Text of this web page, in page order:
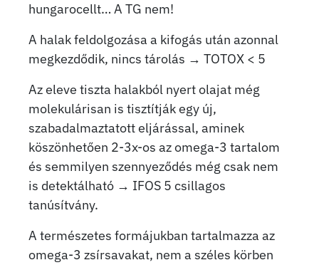
hungarocellt… A TG nem!
A halak feldolgozása a kifogás után azonnal
megkezdődik, nincs tárolás → TOTOX < 5
Az eleve tiszta halakból nyert olajat még
molekulárisan is tisztítják egy új,
szabadalmaztatott eljárással, aminek
köszönhetően 2-3x-os az omega-3 tartalom
és semmilyen szennyeződés még csak nem
is detektálható → IFOS 5 csillagos
tanúsítvány.
A természetes formájukban tartalmazza az
omega-3 zsírsavakat, nem a széles körben